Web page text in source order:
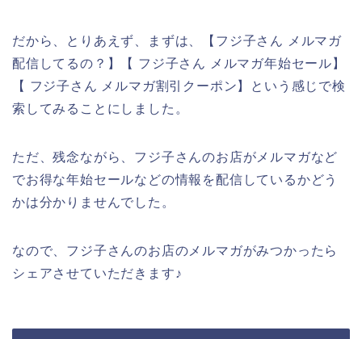
だから、とりあえず、まずは、【フジ子さん メルマガ
配信してるの？】【 フジ子さん メルマガ年始セール】
【 フジ子さん メルマガ割引クーポン】という感じで検
索してみることにしました。
ただ、残念ながら、フジ子さんのお店がメルマガなど
でお得な年始セールなどの情報を配信しているかどう
かは分かりませんでした。
なので、フジ子さんのお店のメルマガがみつかったら
シェアさせていただきます♪